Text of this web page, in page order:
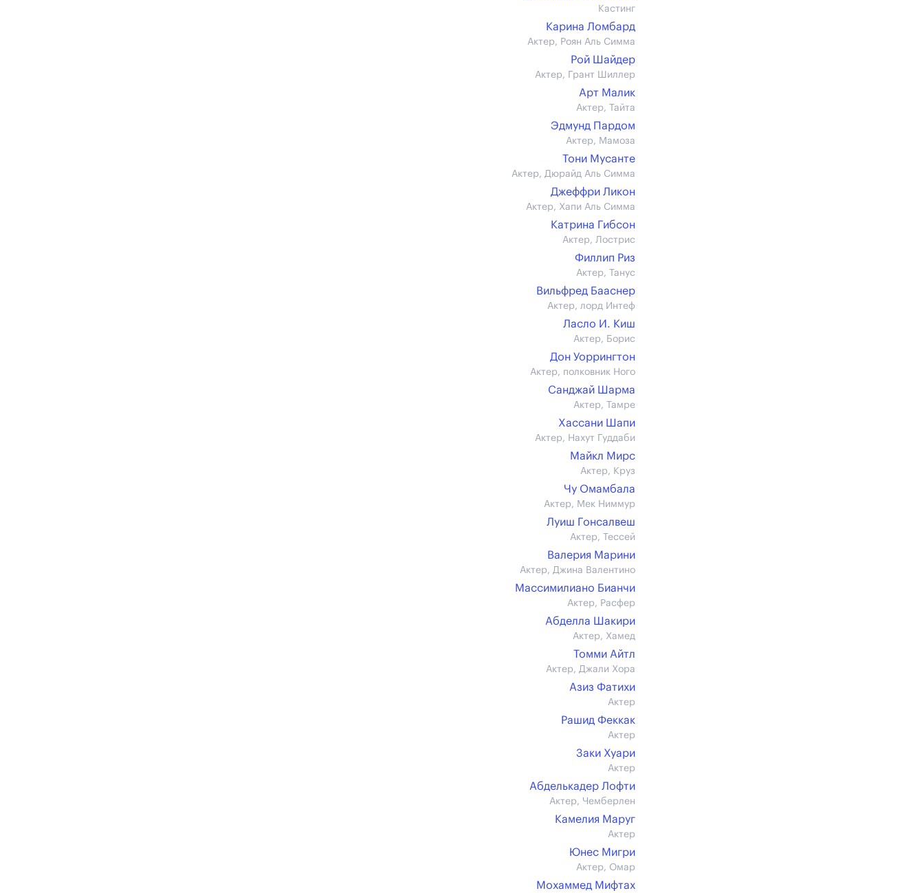
Кастинг
Карина Ломбард
Актер, Роян Аль Симма
Рой Шайдер
Актер, Грант Шиллер
Арт Малик
Актер, Тайта
Эдмунд Пардом
Актер, Мамоза
Тони Мусанте
Актер, Дюрайд Аль Симма
Джеффри Ликон
Актер, Хапи Аль Симма
Катрина Гибсон
Актер, Лострис
Филлип Риз
Актер, Танус
Вильфред Бааснер
Актер, лорд Интеф
Ласло И. Киш
Актер, Борис
Дон Уоррингтон
Актер, полковник Ного
Санджай Шарма
Актер, Тамре
Хассани Шапи
Актер, Нахут Гуддаби
Майкл Мирс
Актер, Круз
Чу Омамбала
Актер, Мек Ниммур
Луиш Гонсалвеш
Актер, Тессей
Валерия Марини
Актер, Джина Валентино
Массимилиано Бианчи
Актер, Расфер
Абделла Шакири
Актер, Хамед
Томми Айтл
Актер, Джали Хора
Азиз Фатихи
Актер
Рашид Феккак
Актер
Заки Хуари
Актер
Абделькадер Лофти
Актер, Чемберлен
Камелия Маруг
Актер
Юнес Мигри
Актер, Омар
Мохаммед Мифтах